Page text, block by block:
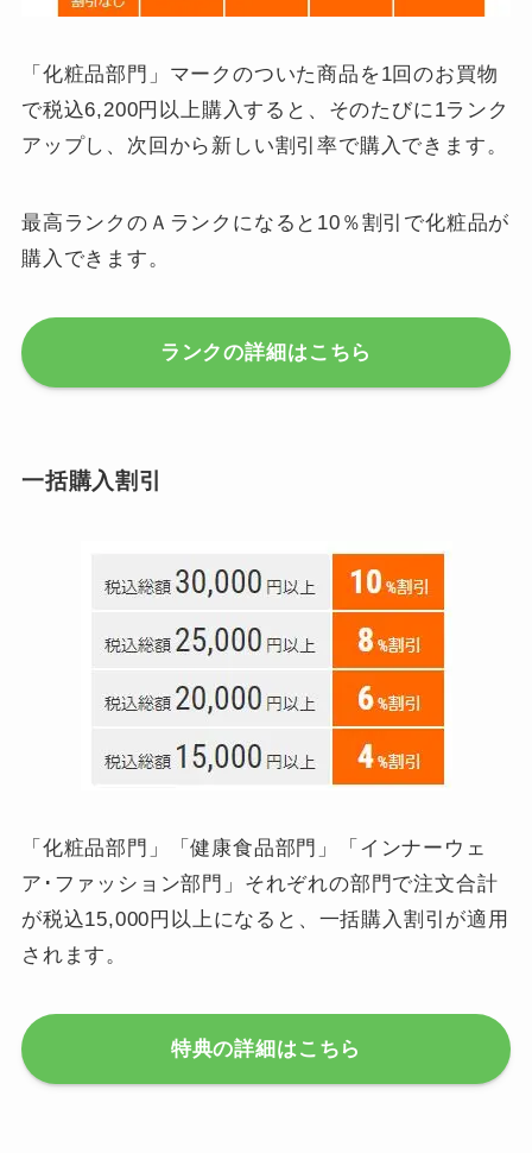
「化粧品部門」マークのついた商品を1回のお買物
で税込6,200円以上購入すると、そのたびに1ランク
アップし、次回から新しい割引率で購入できます。
最高ランクのＡランクになると10％割引で化粧品が
購入できます。
ランクの詳細はこちら
一括購入割引
「化粧品部門」「健康食品部門」「インナーウェ
ア･ファッション部門」それぞれの部門で注文合計
が税込15,000円以上になると、一括購入割引が適用
されます。
特典の詳細はこちら